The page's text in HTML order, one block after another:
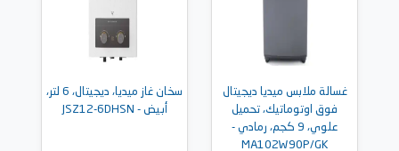
غسالة ملابس ميديا ديجيتال
فوق اوتوماتيك، تحميل
علوي، 9 كجم، رمادي -
MA102W90P/GK
سخان غاز ميديا، ديجيتال، 6 لتر،
أبيض - JSZ12-6DHSN